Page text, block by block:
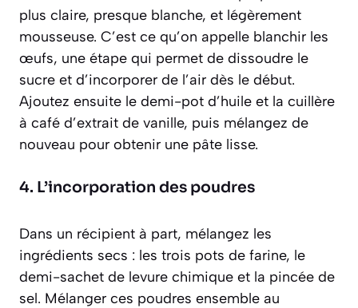
plus claire, presque blanche, et légèrement
mousseuse. C’est ce qu’on appelle blanchir les
œufs, une étape qui permet de dissoudre le
sucre et d’incorporer de l’air dès le début.
Ajoutez ensuite le demi-pot d’huile et la cuillère
à café d’extrait de vanille, puis mélangez de
nouveau pour obtenir une pâte lisse.
4. L’incorporation des poudres
Dans un récipient à part, mélangez les
ingrédients secs : les trois pots de farine, le
demi-sachet de levure chimique et la pincée de
sel. Mélanger ces poudres ensemble au